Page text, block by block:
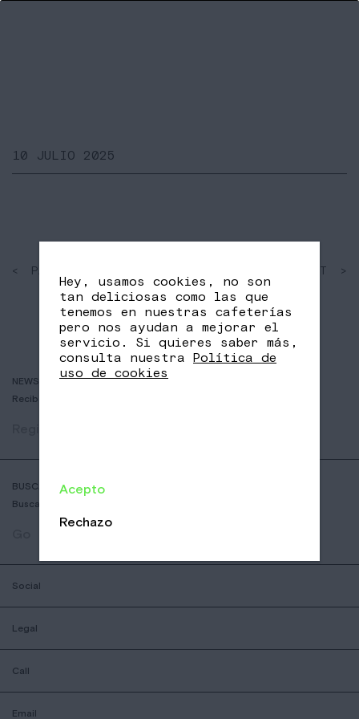
10 JULIO 2025
< PAST
FB
TW
NEXT >
NEWSLETTER
Recibe historias de cafés delicosos y las últimas novedades.
BUSCADOR DE COFFESSHOPS
Busca la tienda Nomad más cercana
Social
Legal
Call
Email
Hey, usamos cookies, no son
tan deliciosas como las que
tenemos en nuestras cafeterías
pero nos ayudan a mejorar el
servicio. Si quieres saber más,
consulta nuestra Política de
uso de cookies
Acepto
Rechazo